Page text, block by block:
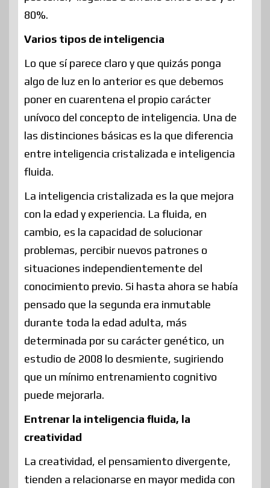
80%.
Varios tipos de inteligencia
Lo que sí parece claro y que quizás ponga
algo de luz en lo anterior es que debemos
poner en cuarentena el propio carácter
unívoco del concepto de inteligencia. Una de
las distinciones básicas es la que diferencia
entre inteligencia cristalizada e inteligencia
fluida.
La inteligencia cristalizada es la que mejora
con la edad y experiencia. La fluida, en
cambio, es la capacidad de solucionar
problemas, percibir nuevos patrones o
situaciones independientemente del
conocimiento previo. Si hasta ahora se había
pensado que la segunda era inmutable
durante toda la edad adulta, más
determinada por su carácter genético, un
estudio de 2008 lo desmiente, sugiriendo
que un mínimo entrenamiento cognitivo
puede mejorarla.
Entrenar la inteligencia fluida, la
creatividad
La creatividad, el pensamiento divergente,
tienden a relacionarse en mayor medida con